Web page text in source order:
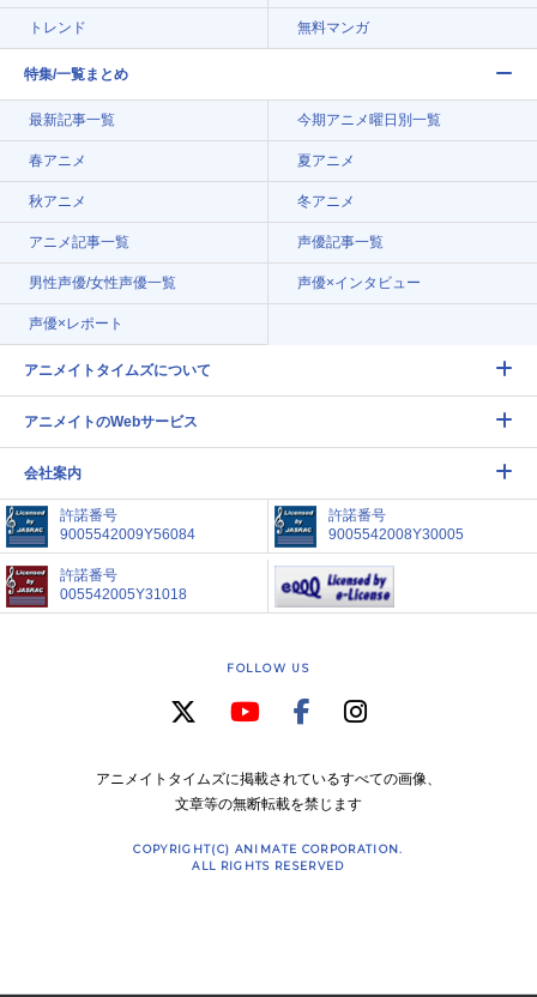
トレンド 無料マンガ
特集/一覧まとめ
最新記事一覧 今期アニメ曜日別一覧
春アニメ 夏アニメ
秋アニメ 冬アニメ
アニメ記事一覧 声優記事一覧
男性声優/女性声優一覧 声優×インタビュー
声優×レポート
アニメイトタイムズについて
アニメイトのWebサービス
会社案内
許諾番号
9005542009Y56084
許諾番号
9005542008Y30005
許諾番号
005542005Y31018
FOLLOW US
アニメイトタイムズに掲載されているすべての画像、
文章等の無断転載を禁じます
COPYRIGHT(C) ANIMATE CORPORATION.
ALL RIGHTS RESERVED